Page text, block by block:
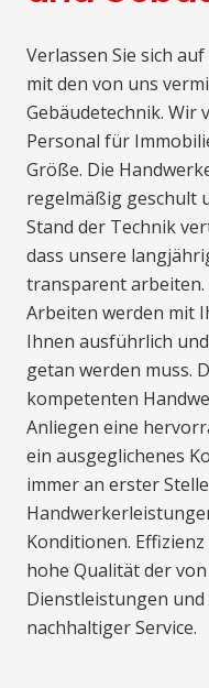
Verlassen Sie sich
mit den von uns
Gebäudetechnik. Wir
Personal für
Größe. Die
regelmäßig geschult
Stand der Technik
dass unsere
transparent
Arbeiten werden mit
Ihnen ausführlich
getan werden muss.
kompetenten
Anliegen eine
ein ausgeglichenes
immer an erster
Konditionen.
hohe Qualität der
Dienstleistungen
nachhaltiger Service.